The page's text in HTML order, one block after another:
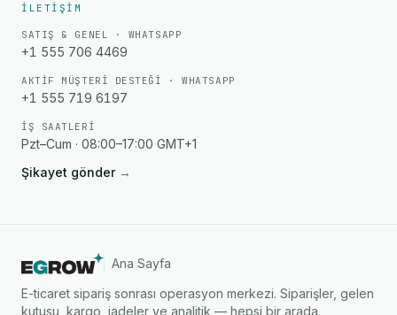
İLETIŞIM
SATIŞ & GENEL · WHATSAPP
+1 555 706 4469
AKTIF MÜŞTERI DESTEĞI · WHATSAPP
+1 555 719 6197
İŞ SAATLERI
Pzt–Cum · 08:00–17:00 GMT+1
Şikayet gönder →
Ana Sayfa
E-ticaret sipariş sonrası operasyon merkezi. Siparişler, gelen
kutusu, kargo, iadeler ve analitik — hepsi bir arada.